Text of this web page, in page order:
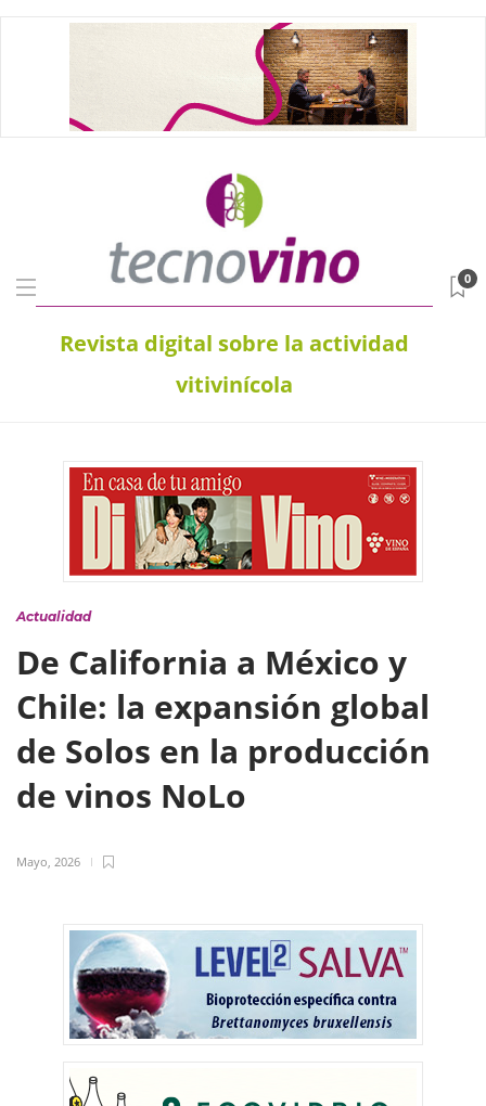
Revista digital sobre la actividad
vitivinícola
0
Actualidad
De California a México y
Chile: la expansión global
de Solos en la producción
de vinos NoLo
Mayo, 2026